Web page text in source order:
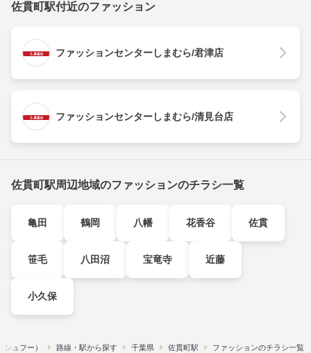
佐貫町駅付近のファッション
ファッションセンターしまむら/君津店
ファッションセンターしまむら/清見台店
佐貫町駅周辺地域のファッションのチラシ一覧
亀田 鶴岡 八幡 花香谷 佐貫
笹毛 八田沼 宝竜寺 近藤
小久保
ュフー） 路線・駅から探す 千葉県 佐貫町駅 ファッションのチラシ一覧